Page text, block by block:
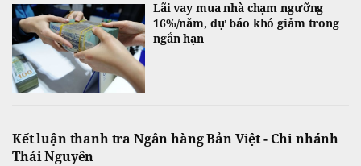
Lãi vay mua nhà chạm ngưỡng
16%/năm, dự báo khó giảm trong
ngắn hạn
Kết luận thanh tra Ngân hàng Bản Việt - Chi nhánh
Thái Nguyên